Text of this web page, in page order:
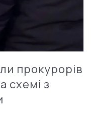
прокурорів
схемі з